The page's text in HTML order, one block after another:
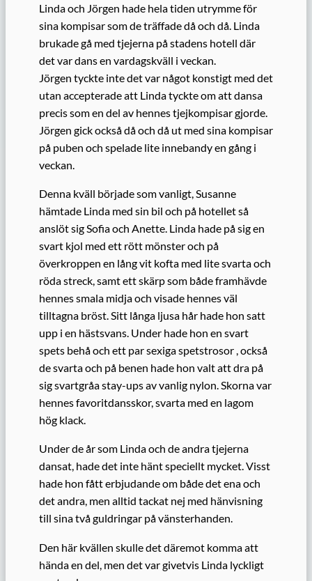
Linda och Jörgen hade hela tiden utrymme för
sina kompisar som de träffade då och då. Linda
brukade gå med tjejerna på stadens hotell där
det var dans en vardagskväll i veckan.
Jörgen tyckte inte det var något konstigt med det
utan accepterade att Linda tyckte om att dansa
precis som en del av hennes tjejkompisar gjorde.
Jörgen gick också då och då ut med sina kompisar
på puben och spelade lite innebandy en gång i
veckan.
Denna kväll började som vanligt, Susanne
hämtade Linda med sin bil och på hotellet så
anslöt sig Sofia och Anette. Linda hade på sig en
svart kjol med ett rött mönster och på
överkroppen en lång vit kofta med lite svarta och
röda streck, samt ett skärp som både framhävde
hennes smala midja och visade hennes väl
tilltagna bröst. Sitt långa ljusa hår hade hon satt
upp i en hästsvans. Under hade hon en svart
spets behå och ett par sexiga spetstrosor , också
de svarta och på benen hade hon valt att dra på
sig svartgråa stay-ups av vanlig nylon. Skorna var
hennes favoritdansskor, svarta med en lagom
hög klack.
Under de år som Linda och de andra tjejerna
dansat, hade det inte hänt speciellt mycket. Visst
hade hon fått erbjudande om både det ena och
det andra, men alltid tackat nej med hänvisning
till sina två guldringar på vänsterhanden.
Den här kvällen skulle det däremot komma att
hända en del, men det var givetvis Linda lyckligt